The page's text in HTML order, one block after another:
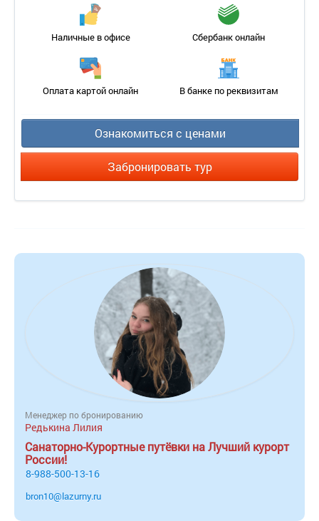
Наличные в офисе Сбербанк онлайн
Оплата картой онлайн В банке по реквизитам
Ознакомиться с ценами
Забронировать тур
Менеджер по бронированию
Редькина Лилия
Санаторно-Курортные путёвки на Лучший курорт
России!
8-988-500-13-16
bron10@lazurny.ru